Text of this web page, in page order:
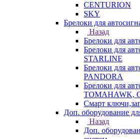
CENTURION
SKY
Брелоки для
Назад
Брелоки для
Брелоки для
STARLINE
Брелоки для
PANDORA
Брелоки для
TOMAHAWK,
Смарт
Доп. оборудование
Назад
Доп.